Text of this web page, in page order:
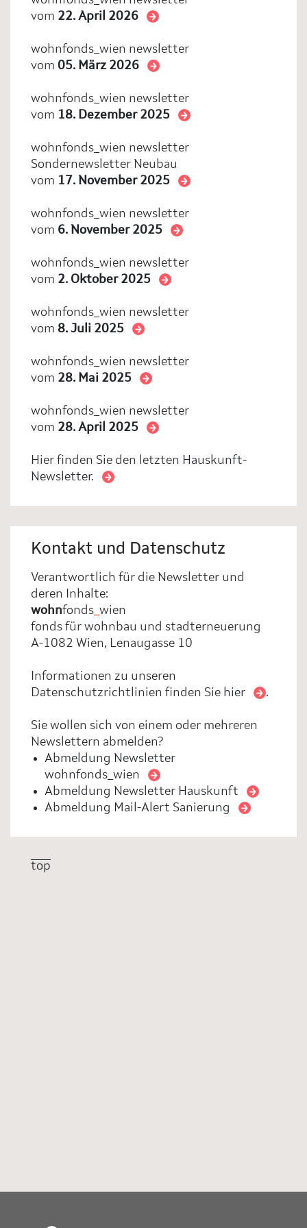
vom 22. April 2026
wohnfonds_wien newsletter
vom 05. März 2026
wohnfonds_wien newsletter
vom 18. Dezember 2025
wohnfonds_wien newsletter
Sondernewsletter Neubau
vom 17. November 2025
wohnfonds_wien newsletter
vom 6. November 2025
wohnfonds_wien newsletter
vom 2. Oktober 2025
wohnfonds_wien newsletter
vom 8. Juli 2025
wohnfonds_wien newsletter
vom 28. Mai 2025
wohnfonds_wien newsletter
vom 28. April 2025
Hier finden Sie den letzten Hauskunft-
Newsletter.
Kontakt und Datenschutz
Verantwortlich für die Newsletter und
deren Inhalte:
wohnfonds wien
fonds für wohnbau und stadterneuerung
A-1082 Wien, Lenaugasse 10
Informationen zu unseren
Datenschutzrichtlinien finden Sie hier .
Sie wollen sich von einem oder mehreren
Newslettern abmelden?
Abmeldung Newsletter
wohnfonds_wien
Abmeldung Newsletter Hauskunft
Abmeldung Mail-Alert Sanierung
top